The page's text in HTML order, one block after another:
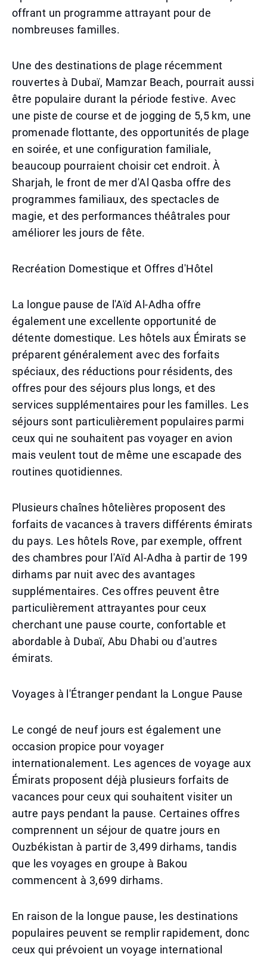
offrant un programme attrayant pour de
nombreuses familles.
Une des destinations de plage récemment
rouvertes à Dubaï, Mamzar Beach, pourrait aussi
être populaire durant la période festive. Avec
une piste de course et de jogging de 5,5 km, une
promenade flottante, des opportunités de plage
en soirée, et une configuration familiale,
beaucoup pourraient choisir cet endroit. À
Sharjah, le front de mer d'Al Qasba offre des
programmes familiaux, des spectacles de
magie, et des performances théâtrales pour
améliorer les jours de fête.
Recréation Domestique et Offres d'Hôtel
La longue pause de l'Aïd Al-Adha offre
également une excellente opportunité de
détente domestique. Les hôtels aux Émirats se
préparent généralement avec des forfaits
spéciaux, des réductions pour résidents, des
offres pour des séjours plus longs, et des
services supplémentaires pour les familles. Les
séjours sont particulièrement populaires parmi
ceux qui ne souhaitent pas voyager en avion
mais veulent tout de même une escapade des
routines quotidiennes.
Plusieurs chaînes hôtelières proposent des
forfaits de vacances à travers différents émirats
du pays. Les hôtels Rove, par exemple, offrent
des chambres pour l'Aïd Al-Adha à partir de 199
dirhams par nuit avec des avantages
supplémentaires. Ces offres peuvent être
particulièrement attrayantes pour ceux
cherchant une pause courte, confortable et
abordable à Dubaï, Abu Dhabi ou d'autres
émirats.
Voyages à l'Étranger pendant la Longue Pause
Le congé de neuf jours est également une
occasion propice pour voyager
internationalement. Les agences de voyage aux
Émirats proposent déjà plusieurs forfaits de
vacances pour ceux qui souhaitent visiter un
autre pays pendant la pause. Certaines offres
comprennent un séjour de quatre jours en
Ouzbékistan à partir de 3,499 dirhams, tandis
que les voyages en groupe à Bakou
commencent à 3,699 dirhams.
En raison de la longue pause, les destinations
populaires peuvent se remplir rapidement, donc
ceux qui prévoient un voyage international